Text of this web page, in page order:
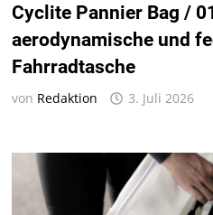
Cyclite Pannier Bag /
aerodynamische und
Fahrradtasche
von Redaktion 3. Juli 2026